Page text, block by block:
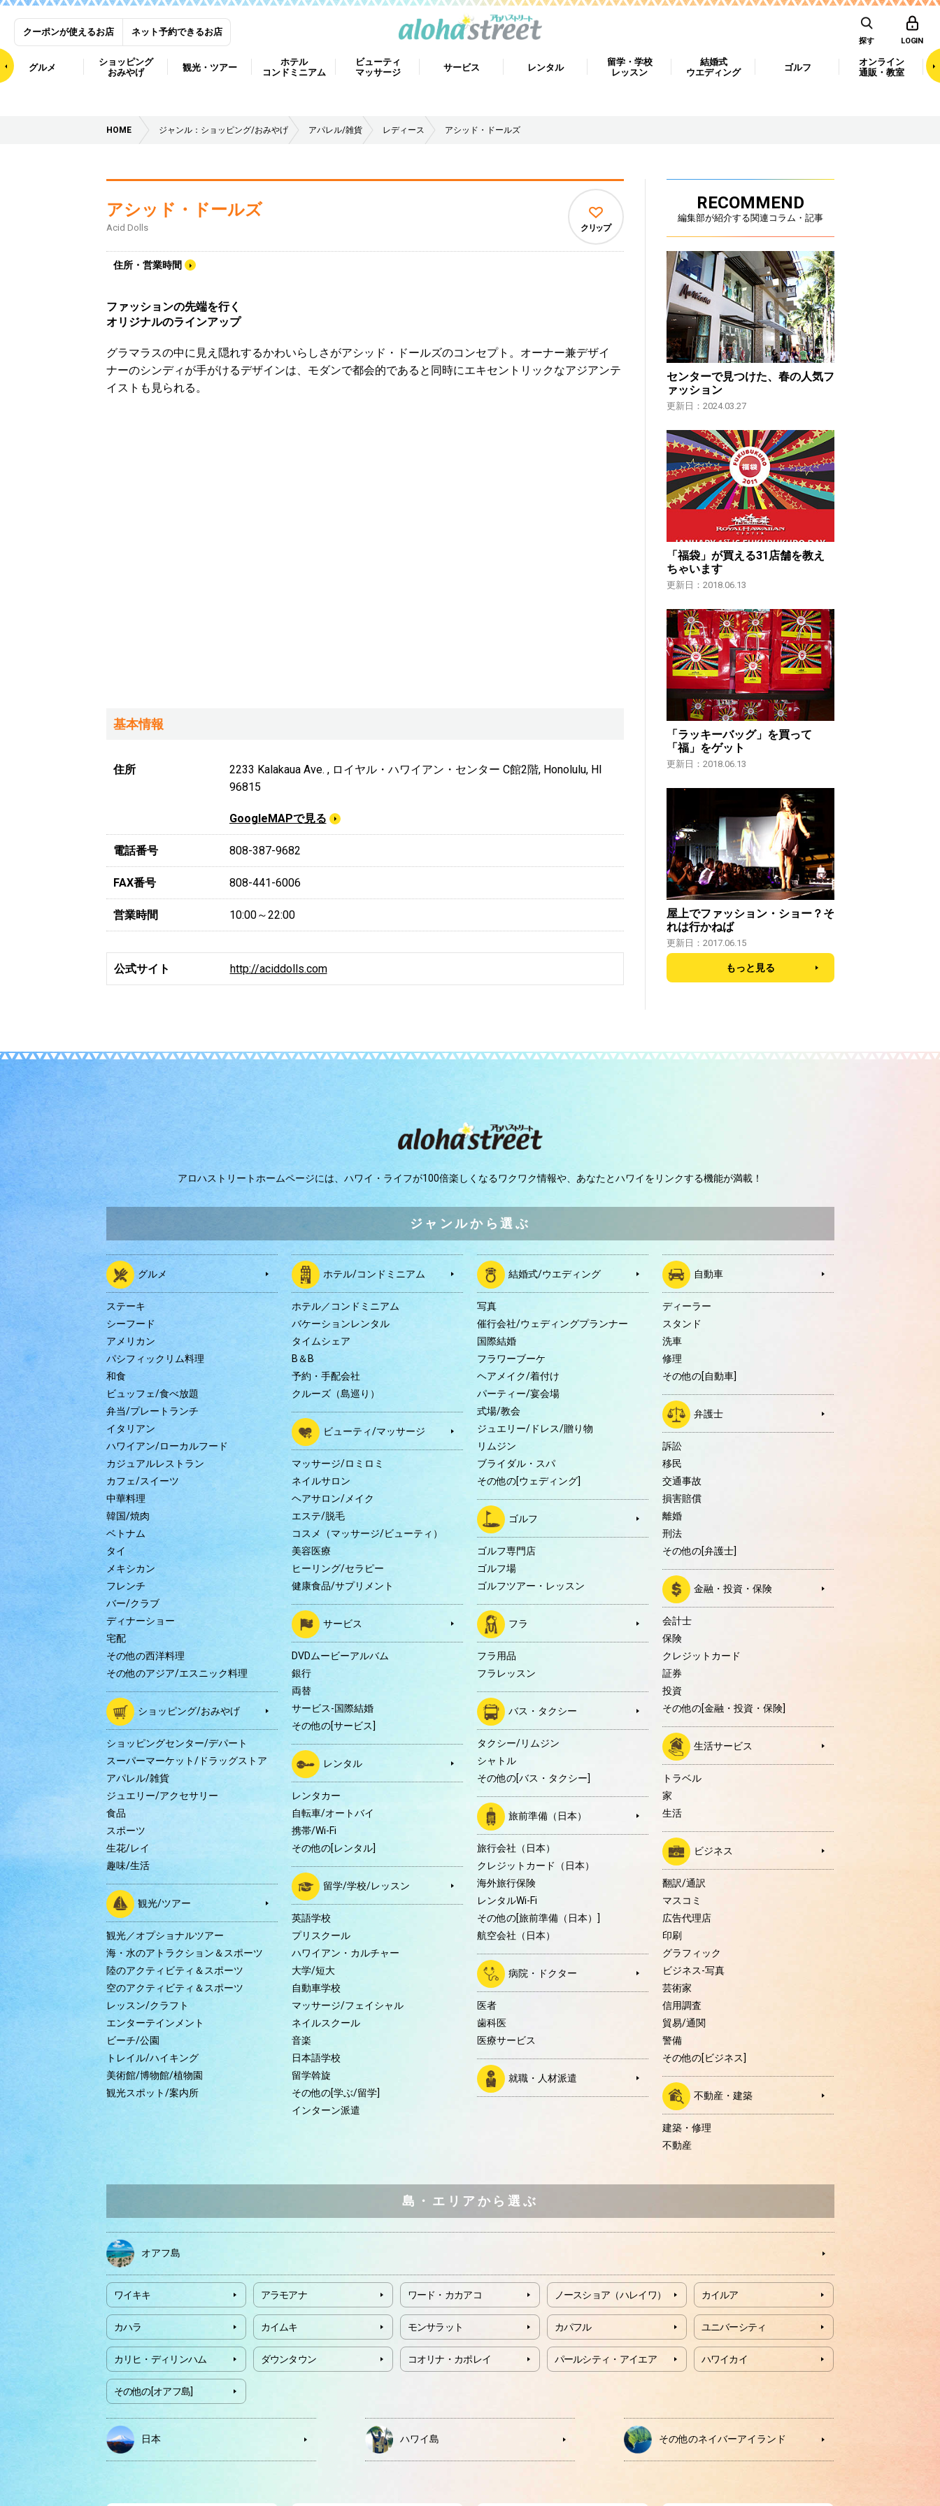
クーポンが使えるお店 ネット予約できるお店
探す LOGIN
グルメ
ショッピング
おみやげ
観光・ツアー
ホテル
コンドミニアム
ビューティ
マッサージ
サービス レンタル
留学・学校
レッスン
結婚式
ウエディング
ゴルフ
オンライン
通販・教室
HOME ジャンル：ショッピング/おみやげ アパレル/雑貨 レディース アシッド・ドールズ
アシッド・ドールズ
Acid Dolls
住所・営業時間
クリップ
ファッションの先端を行く
オリジナルのラインアップ
グラマラスの中に見え隠れするかわいらしさがアシッド・ドールズのコンセプト。オーナー兼デザイ
ナーのシンディが手がけるデザインは、モダンで都会的であると同時にエキセントリックなアジアンテ
イストも見られる。
基本情報
住所
2233 Kalakaua Ave. , ロイヤル・ハワイアン・センター C館2階, Honolulu, HI
96815
GoogleMAPで見る
電話番号 808-387-9682
FAX番号 808-441-6006
営業時間 10:00～22:00
公式サイト http://aciddolls.com
RECOMMEND
編集部が紹介する関連コラム・記事
センターで見つけた、春の人気フ
ァッション
更新日：2024.03.27
「福袋」が買える31店舗を教え
ちゃいます
更新日：2018.06.13
「ラッキーバッグ」を買って
「福」をゲット
更新日：2018.06.13
屋上でファッション・ショー？そ
れは行かねば
更新日：2017.06.15
もっと見る
アロハストリートホームページには、 ハワイ・ライフが100倍楽しくなるワクワク情報や、 あなたとハワイをリンクする機能が満載！
ジャンルから選ぶ
グルメ
ステーキ
シーフード
アメリカン
パシフィックリム料理
和食
ビュッフェ/食べ放題
弁当/プレートランチ
イタリアン
ハワイアン/ローカルフード
カジュアルレストラン
カフェ/スイーツ
中華料理
韓国/焼肉
ベトナム
タイ
メキシカン
フレンチ
バー/クラブ
ディナーショー
宅配
その他の西洋料理
その他のアジア/エスニック料理
ショッピング/おみやげ
ショッピングセンター/デパート
スーパーマーケット/ドラッグストア
アパレル/雑貨
ジュエリー/アクセサリー
食品
スポーツ
生花/レイ
趣味/生活
観光/ツアー
観光／オプショナルツアー
海・水のアトラクション＆スポーツ
陸のアクティビティ＆スポーツ
空のアクティビティ＆スポーツ
レッスン/クラフト
エンターテインメント
ビーチ/公園
トレイル/ハイキング
美術館/博物館/植物園
観光スポット/案内所
ホテル/コンドミニアム
ホテル／コンドミニアム
バケーションレンタル
タイムシェア
B＆B
予約・手配会社
クルーズ（島巡り）
ビューティ/マッサージ
マッサージ/ロミロミ
ネイルサロン
ヘアサロン/メイク
エステ/脱毛
コスメ（マッサージ/ビューティ）
美容医療
ヒーリング/セラピー
健康食品/サプリメント
サービス
DVDムービーアルバム
銀行
両替
サービス-国際結婚
その他の[サービス]
レンタル
レンタカー
自転車/オートバイ
携帯/Wi-Fi
その他の[レンタル]
留学/学校/レッスン
英語学校
プリスクール
ハワイアン・カルチャー
大学/短大
自動車学校
マッサージ/フェイシャル
ネイルスクール
音楽
日本語学校
留学斡旋
その他の[学ぶ/留学]
インターン派遣
結婚式/ウエディング
写真
催行会社/ウェディングプランナー
国際結婚
フラワーブーケ
ヘアメイク/着付け
パーティー/宴会場
式場/教会
ジュエリー/ドレス/贈り物
リムジン
ブライダル・スパ
その他の[ウェディング]
ゴルフ
ゴルフ専門店
ゴルフ場
ゴルフツアー・レッスン
フラ
フラ用品
フラレッスン
バス・タクシー
タクシー/リムジン
シャトル
その他の[バス・タクシー]
旅前準備（日本）
旅行会社（日本）
クレジットカード（日本）
海外旅行保険
レンタルWi-Fi
その他の[旅前準備（日本）]
航空会社（日本）
病院・ドクター
医者
歯科医
医療サービス
就職・人材派遣
自動車
ディーラー
スタンド
洗車
修理
その他の[自動車]
弁護士
訴訟
移民
交通事故
損害賠償
離婚
刑法
その他の[弁護士]
金融・投資・保険
会計士
保険
クレジットカード
証券
投資
その他の[金融・投資・保険]
生活サービス
トラベル
家
生活
ビジネス
翻訳/通訳
マスコミ
広告代理店
印刷
グラフィック
ビジネス-写真
芸術家
信用調査
貿易/通関
警備
その他の[ビジネス]
不動産・建築
建築・修理
不動産
島・エリアから選ぶ
オアフ島
ワイキキ アラモアナ ワード・カカアコ ノースショア（ハレイワ） カイルア
カハラ カイムキ モンサラット カパフル ユニバーシティ
カリヒ・ディリンハム ダウンタウン コオリナ・カポレイ パールシティ・アイエア ハワイカイ
その他の[オアフ島]
日本 ハワイ島 その他のネイバーアイランド